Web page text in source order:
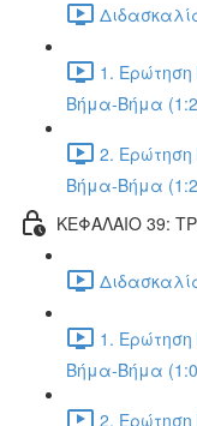
1. Ερώτηση
Βήμα-Βήμα
2. Ερώτηση
Βήμα-Βήμα
ΚΕΦΑΛΑΙΟ 39:
1. Ερώτηση
Βήμα-Βήμα
2. Ερώτηση